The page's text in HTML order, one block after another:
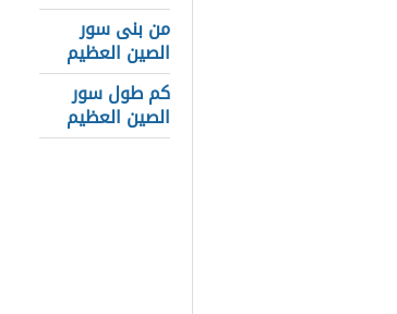
من بنى سور
الصين العظيم
كم طول سور
الصين العظيم